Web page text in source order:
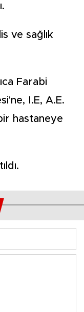
ve sağlık
Farabi
I.E, A.E.
hastaneye